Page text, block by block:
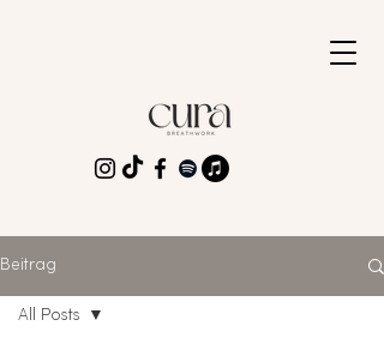
Beitrag
All Posts